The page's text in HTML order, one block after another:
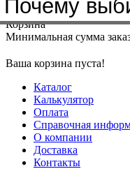
Меню+7(4912)50-37-50
Корзина
Минимальная сумма
Ваша корзина пуста!
Каталог
Калькулятор
Оплата
Справочная
О компании
Доставка
Контакты
Почему